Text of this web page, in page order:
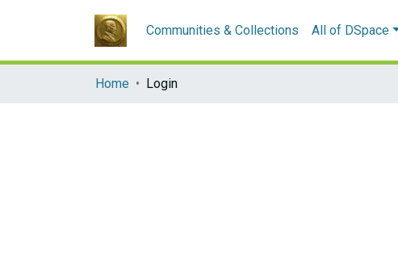
Communities & Collections All of DSpace
Home Login